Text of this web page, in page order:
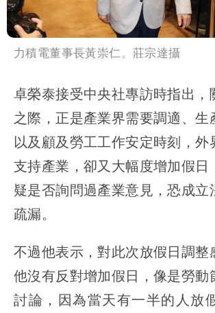
力積電董事長黃崇仁。莊宗達攝
卓榮泰接受中央社專訪時指出，
之際，正是產業界需要調適、生
以及顧及勞工工作安定時刻，外
支持產業，卻又大幅度增加假日
疑是否詢問過產業意見，恐成立
疏漏。
不過他表示，對此次放假日調整
他沒有反對增加假日，像是勞動
討論，因為當天有一半的人放